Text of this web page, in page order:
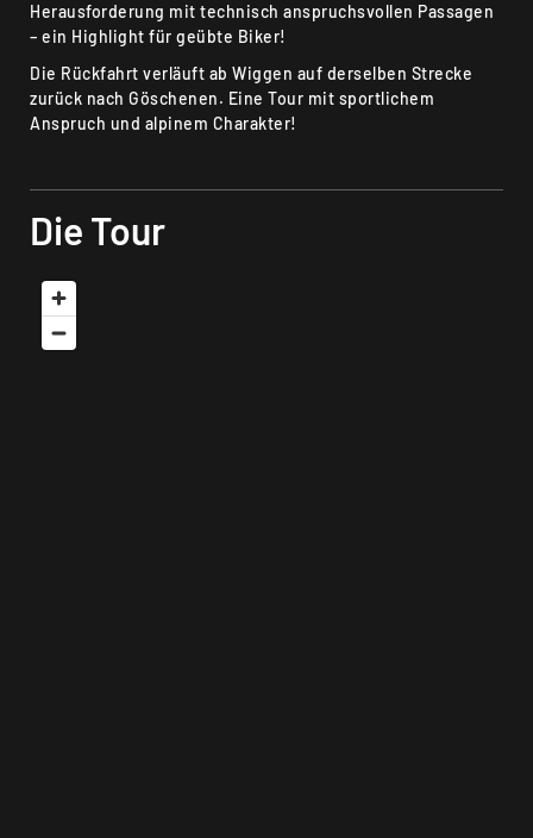
Herausforderung mit technisch anspruchsvollen Passagen
– ein Highlight für geübte Biker!
Die Rückfahrt verläuft ab Wiggen auf derselben Strecke
zurück nach Göschenen. Eine Tour mit sportlichem
Anspruch und alpinem Charakter!
Die Tour